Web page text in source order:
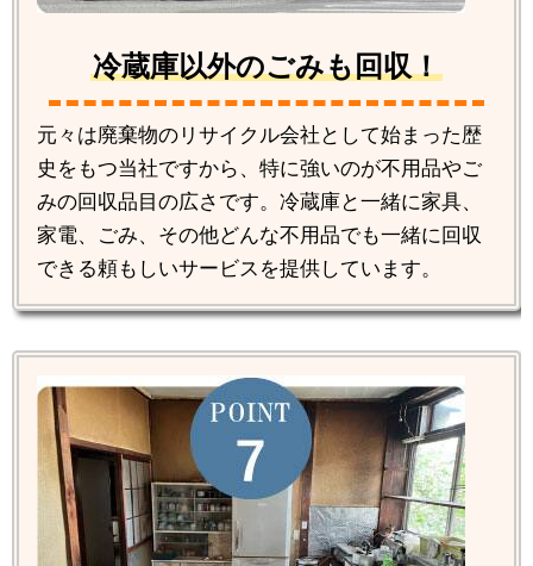
冷蔵庫以外のごみも回収！
元々は廃棄物のリサイクル会社として始まった歴
史をもつ当社ですから、特に強いのが不用品やご
みの回収品目の広さです。冷蔵庫と一緒に家具、
家電、ごみ、その他どんな不用品でも一緒に回収
できる頼もしいサービスを提供しています。